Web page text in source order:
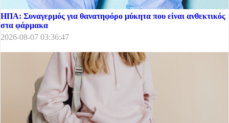
ΗΠΑ: Συναγερμός για θανατηφόρο μύκητα που είναι ανθεκτικός
στα φάρμακα
2026-08-07 03:36:47